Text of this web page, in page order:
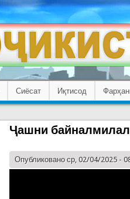
Сиёсат Иқтисод
Ҷашни
Опубликовано ср, 02/04/2025 -